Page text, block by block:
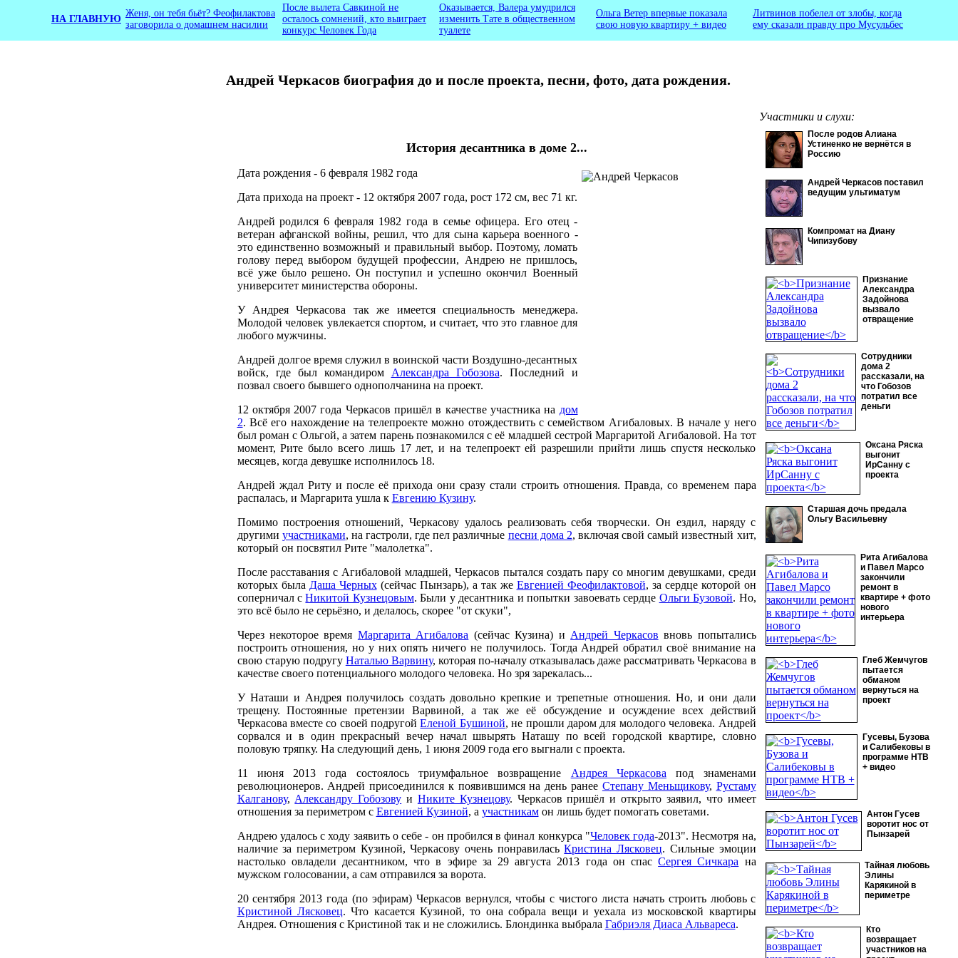
Андрей Черкасов биография до и после проекта, песни, фото, дата рождения.
НА ГЛАВНУЮ
Женя, он тебя бьёт? Феофилактова
заговорила о домашнем насилии
После вылета Савкиной не
осталось сомнений, кто выиграет
конкурс Человек Года
Оказывается, Валера умудрился
изменить Тате в общественном
туалете
Ольга Ветер впервые показала
свою новую квартиру + видео
Литвинов побелел от злобы, когда
ему сказали правду про Мусульбес
Участники и слухи:
После родов Алиана
Устиненко не вернётся в
Россию
Андрей Черкасов поставил
ведущим ультиматум
Компромат на Диану
Чипизубову
Признание
Александра
Задойнова
вызвало
отвращение
Сотрудники
дома 2
рассказали, на
что Гобозов
потратил все
деньги
Оксана Ряска
выгонит
ИрСанну с
проекта
Старшая дочь предала
Ольгу Васильевну
Рита Агибалова
и Павел Марсо
закончили
ремонт в
квартире + фото
нового
интерьера
Глеб Жемчугов
пытается
обманом
вернуться на
проект
Гусевы, Бузова
и Салибековы в
программе НТВ
+ видео
Антон Гусев
воротит нос от
Пынзарей
Тайная любовь
Элины
Карякиной в
периметре
Кто
возвращает
участников на
История десантника в доме 2...
Дата рождения - 6 февраля 1982 года
Дата прихода на проект - 12 октября 2007 года, рост 172 см, вес 71 кг.
Андрей родился 6 февраля 1982 года в семье офицера. Его отец -
ветеран афганской войны, решил, что для сына карьера военного -
это единственно возможный и правильный выбор. Поэтому, ломать
голову перед выбором будущей профессии, Андрею не пришлось,
всё уже было решено. Он поступил и успешно окончил Военный
университет министерства обороны.
У Андрея Черкасова так же имеется специальность менеджера.
Молодой человек увлекается спортом, и считает, что это главное для
любого мужчины.
Андрей долгое время служил в воинской части Воздушно-десантных
войск, где был командиром Александра Гобозова. Последний и
позвал своего бывшего однополчанина на проект.
12 октября 2007 года Черкасов пришёл в качестве участника на дом
2. Всё его нахождение на телепроекте можно отождествить с семейством Агибаловых. В начале у него
был роман с Ольгой, а затем парень познакомился с её младшей сестрой Маргаритой Агибаловой. На тот
момент, Рите было всего лишь 17 лет, и на телепроект ей разрешили прийти лишь спустя несколько
месяцев, когда девушке исполнилось 18.
Андрей ждал Риту и после её прихода они сразу стали строить отношения. Правда, со временем пара
распалась, и Маргарита ушла к Евгению Кузину.
Помимо построения отношений, Черкасову удалось реализовать себя творчески. Он ездил, наряду с
другими участниками, на гастроли, где пел различные песни дома 2, включая свой самый известный хит,
который он посвятил Рите "малолетка".
После расставания с Агибаловой младшей, Черкасов пытался создать пару со многим девушками, среди
которых была Даша Черных(сейчас Пынзарь), а так же Евгенией Феофилактовой, за сердце которой он
соперничал сНикитой Кузнецовым. Были у десантника и попытки завоевать сердце Ольги Бузовой. Но,
это всё было не серьёзно, и делалось, скорее "от скуки",
Через некоторое время Маргарита Агибалова (сейчас Кузина) и Андрей Черкасов вновь попытались
построить отношения, но у них опять ничего не получилось. Тогда Андрей обратил своё внимание на
свою старую подругу Наталью Варвину, которая по-началу отказывалась даже рассматривать Черкасова в
качестве своего потенциального молодого человека. Но зря зарекалась...
У Наташи и Андрея получилось создать довольно крепкие и трепетные отношения. Но, и они дали
трещену. Постоянные претензии Варвиной, а так же её обсуждение и осуждение всех действий
Черкасова вместе со своей подругойЕленой Бушиной, не прошли даром для молодого человека. Андрей
сорвался и в один прекрасный вечер начал швырять Наташу по всей городской квартире, словно
половую тряпку. На следующий день, 1 июня 2009 года его выгнали с проекта.
11 июня 2013 года состоялось триумфальное возвращение Андрея Черкасова под знаменами
революционеров. Андрей присоединился к появившимся на день ранее Степану Меньщикову, Рустаму
Калганову, Александру Гобозову и Никите Кузнецову. Черкасов пришёл и открыто заявил, что имеет
отношения за периметром с Евгенией Кузиной, а участникамон лишь будет помогать советами.
Андрею удалось с ходу заявить о себе - он пробился в финал конкурса "Человек года-2013". Несмотря на,
наличие за периметром Кузиной, Черкасову очень понравиласьКристина Лясковец. Сильные эмоции
настолько овладели десантником, что в эфире за 29 августа 2013 года он спасСергея Сичкара на
мужском голосовании, а сам отправился за ворота.
20 сентября 2013 года (по эфирам) Черкасов вернулся, чтобы с чистого листа начать строить любовь с
Кристиной Лясковец. Что касается Кузиной, то она собрала вещи и уехала из московской квартиры
Андрея. Отношения с Кристиной так и не сложились. Блондинка выбрала Габриэля Диаса Альвареса.